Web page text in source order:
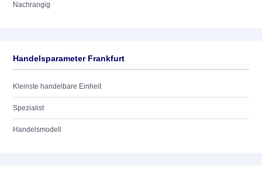
Nachrangig
Handelsparameter Frankfurt
Kleinste handelbare Einheit
Spezialist
Handelsmodell